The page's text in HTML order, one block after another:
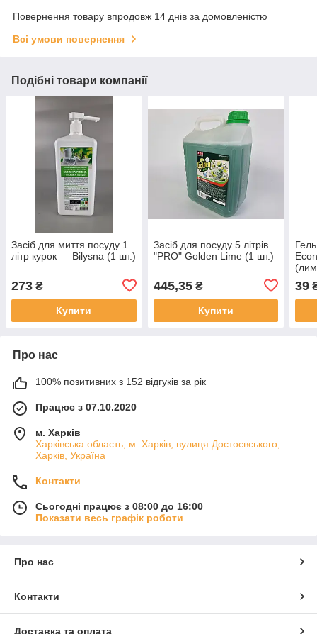
Повернення товару впродовж 14 днів за домовленістю
Всі умови повернення
Подібні товари компанії
Засіб для миття посуду 1
літр курок — Bilysna (1 шт.)
273 ₴
Купити
Засіб для посуду 5 літрів
"PRO" Golden Lime (1 шт.)
445,35₴
Купити
39
Про нас
100% позитивних з 152 відгуків за рік
Працює з 07.10.2020
м. Харків
Харківська область, м. Харків, вулиця Достоєвського,
Харків, Україна
Контакти
Сьогодні працює з 08:00 до 16:00
Показати весь графік роботи
Про нас
Контакти
Доставка та оплата